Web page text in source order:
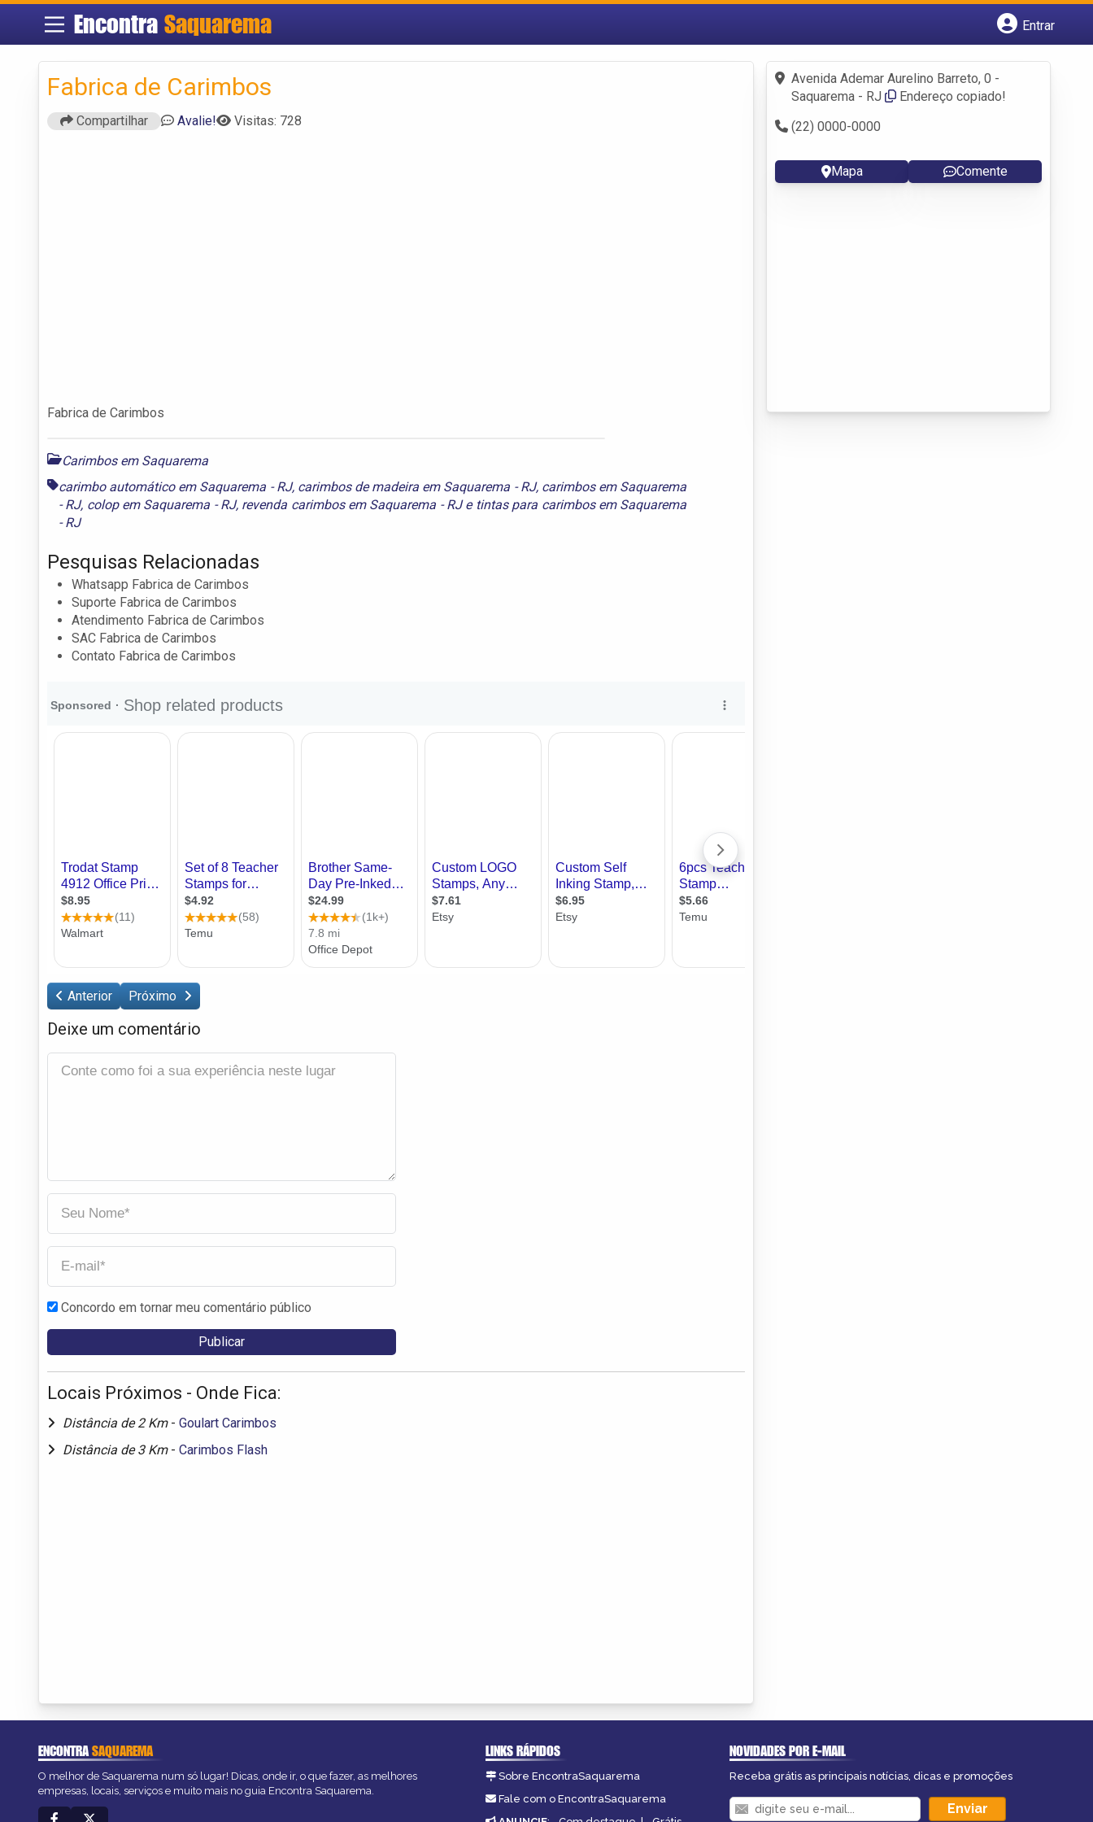
Encontra Saquarema
Entrar
Fazer login
Criar conta
Fabrica de Carimbos
Compartilhar Avalie! Visitas: 728
Fabrica de Carimbos
Carimbos em Saquarema
carimbo automático em Saquarema - RJ, carimbos de madeira em Saquarema - RJ, carimbos em Saquarema
- RJ, colop em Saquarema - RJ, revenda carimbos em Saquarema - RJe tintas para carimbos em Saquarema
- RJ
Pesquisas Relacionadas
Whatsapp Fabrica de Carimbos
Suporte Fabrica de Carimbos
Atendimento Fabrica de Carimbos
SAC Fabrica de Carimbos
Contato Fabrica de Carimbos
Anterior Próximo
Deixe um comentário
Concordo em tornar meu comentário público
Locais Próximos - Onde Fica:
Distância de 2 Km - Goulart Carimbos
Distância de 3 Km - Carimbos Flash
Avenida Ademar Aurelino Barreto, 0 -
Saquarema - RJ
Endereço copiado!
(22) 0000-0000
Mapa Comente
ENCONTRASAQUAREMA
O melhor de Saquarema num só lugar! Dicas, onde ir, o que fazer, as melhores
empresas, locais, serviços e muito mais no guia Encontra Saquarema.
LINKS RÁPIDOS
Sobre EncontraSaquarema
Fale com o EncontraSaquarema
NOVIDADES POR E-MAIL
Receba grátis as principais notícias, dicas e promoções